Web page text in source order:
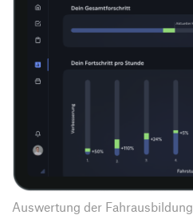
Auswertung der Fahrausbildung